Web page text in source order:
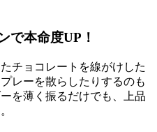
で本命度UP！
チョコレートを線がけした
レーを散らしたりするのも
を薄く振るだけでも、上品